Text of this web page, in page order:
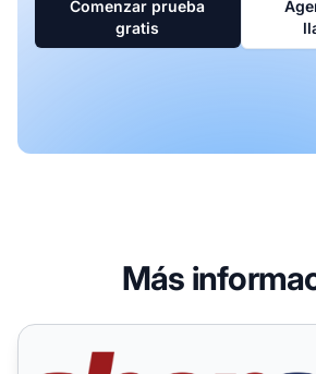
Comenzar prueba
gratis
Más
ShopSite